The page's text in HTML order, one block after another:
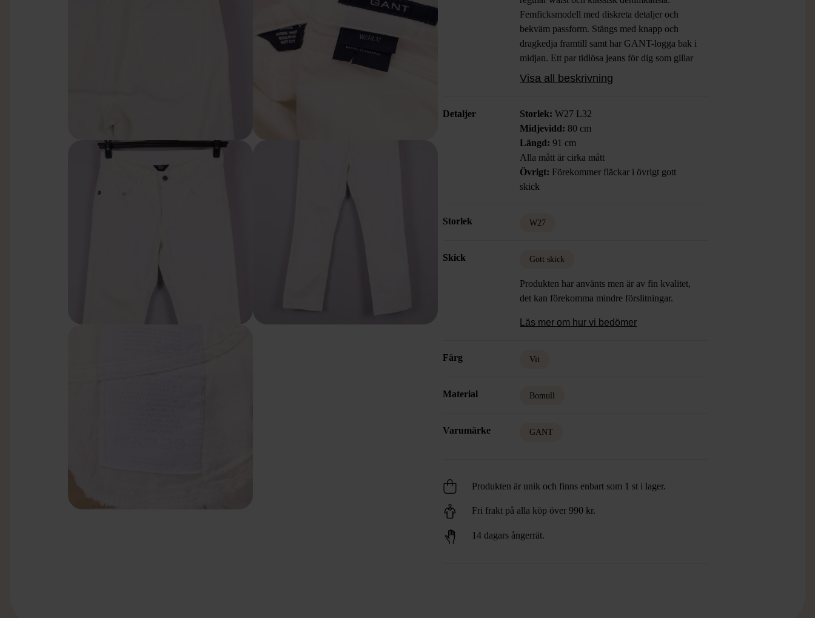
Femficksmodell med diskreta detaljer och
bekväm passform. Stängs med knapp och
dragkedja framtill samt har GANT-logga bak i
midjan. Ett par tidlösa jeans för dig som gillar
en ren look och modern bootcut-silhuett.
Visa all beskrivning
Detaljer Storlek:W27 L32
Midjevidd: 80 cm
Längd: 91 cm
Alla mått är cirka mått
Övrigt: Förekommer fläckar i övrigt gott
skick
Storlek W27
Skick Gott skick
Produkten har använts men är av fin kvalitet,
det kan förekomma mindre förslitningar.
Läs mer om hur vi bedömer
Färg Vit
Material Bomull
Varumärke GANT
Produkten är unik och finns enbart som 1 st i lager.
Fri frakt på alla köp över 990 kr.
14 dagars ångerrät.